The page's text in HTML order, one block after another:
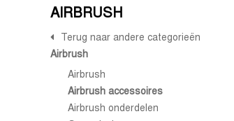
AIRBRUSH
Terug naar andere categorieën
Airbrush
Airbrush
Airbrush accessoires
Airbrush onderdelen